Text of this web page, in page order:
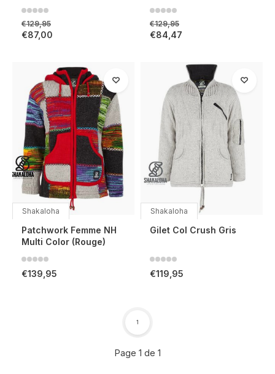
€129,95
€87,00
€129,95
€84,47
Shakaloha
Patchwork Femme NH
Multi Color (Rouge)
€139,95
Shakaloha
Gilet Col Crush Gris
€119,95
Page 1 de 1
1